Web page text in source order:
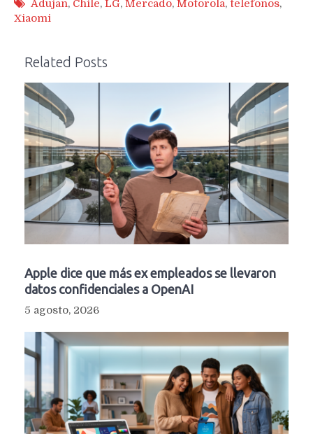
Adujan, Chile, LG, Mercado, Motorola, telefonos,
Xiaomi
Related Posts
Apple dice que más ex empleados se llevaron
datos confidenciales a OpenAI
5 agosto, 2026